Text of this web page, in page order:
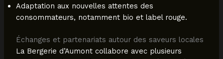
Adaptation aux nouvelles attentes des
consommateurs, notamment bio et label rouge.
Échanges et partenariats autour des saveurs locales
La Bergerie d’Aumont collabore avec plusieurs